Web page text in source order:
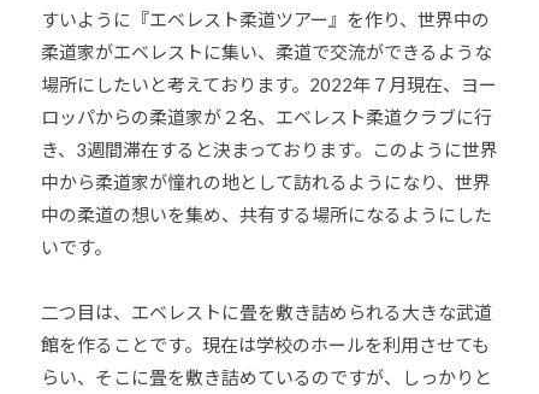
すいように『エベレスト柔道ツアー』を作り、世界中の
柔道家がエベレストに集い、柔道で交流ができるような
場所にしたいと考えております。2022年７月現在、ヨー
ロッパからの柔道家が２名、エベレスト柔道クラブに行
き、3週間滞在すると決まっております。このように世界
中から柔道家が憧れの地として訪れるようになり、世界
中の柔道の想いを集め、共有する場所になるようにした
いです。
二つ目は、エベレストに畳を敷き詰められる大きな武道
館を作ることです。現在は学校のホールを利用させても
らい、そこに畳を敷き詰めているのですが、しっかりと